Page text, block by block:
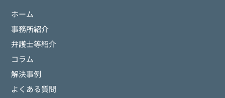
ホーム
事務所紹介
弁護士等紹介
コラム
解決事例
よくある質問